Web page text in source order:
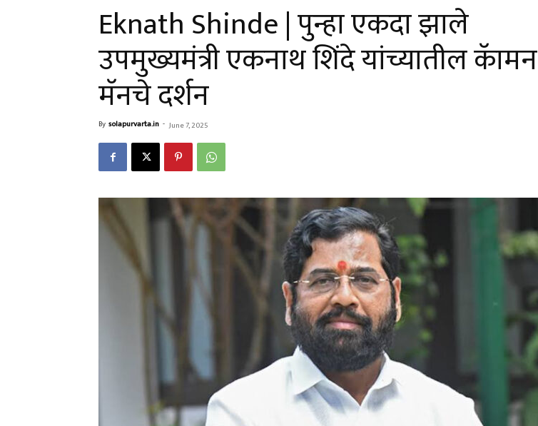
Eknath Shinde | पुन्हा एकदा झाले
उपमुख्यमंत्री एकनाथ शिंदे यांच्यातील कॅामन
मॅनचे दर्शन
By solapurvarta.in - June 7, 2025